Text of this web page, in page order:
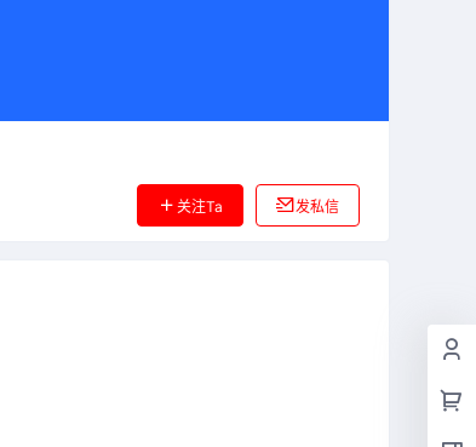
关注Ta
发私信